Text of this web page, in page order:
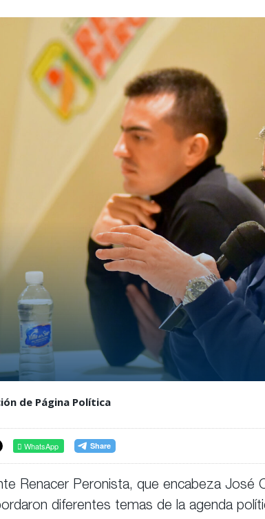
de Página Política
WhatsApp
Renacer Peronista, que encabeza José
diferentes temas de la agenda